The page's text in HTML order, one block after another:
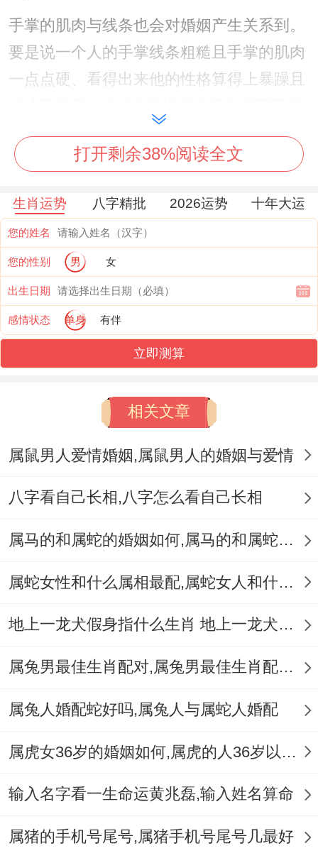
手掌的肌肉与线条也会对婚姻产生关系到。
要是说一个人的手掌线条粗糙且手掌的肌肉
一点点硬、看得出来他的性格算得上暴躁且
单产生怨气、争吵等不良情绪。造成婚姻不
同谐，最终造成离婚.
何事样手纹好 -接下来大家介绍何事样手纹
好。手的主线要连续清晰 -没有断掉与分叉
现象。
这种手纹普通就是说命运算得上顺利、且不
易外界不良因素关系到、婚姻生活也一点点
和谐稳定.
且都手指之间的比例相差不大。看得出来这
种人的个性一点点平稳、开朗且善于交际。
这种手纹的人往往一点点不麻烦同其他人相
果！
手掌肌肉精致、线条柔和- 看得出来这种人
的性格一点点温顺、积极...相对稳定.这种手
够识别自身的情绪！
并能够通过自我调节来处理婚姻生活中的问
打开剩余38%阅读全文
生肖运势 八字精批 2026运势 十年大运
您的姓名
您的性别 男 女
出生日期
感情状态 单身 有伴
立即测算
相关文章
属鼠男人爱情婚姻,属鼠男人的婚姻与爱情
八字看自己长相,八字怎么看自己长相
属马的和属蛇的婚姻如何,属马的和属蛇的婚姻能在一起吗
属蛇女性和什么属相最配,属蛇女人和什么属相最配
地上一龙犬假身指什么生肖 地上一龙犬假身十二生肖指哪肖
属兔男最佳生肖配对,属兔男最佳生肖配对表
属兔人婚配蛇好吗,属兔人与属蛇人婚配
属虎女36岁的婚姻如何,属虎的人36岁以后会好吗
输入名字看一生命运黄兆磊,输入姓名算命
属猪的手机号尾号,属猪手机号尾号几最好